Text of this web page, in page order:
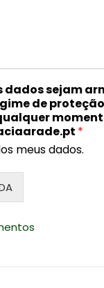
dados sejam
de
*
meus dados.